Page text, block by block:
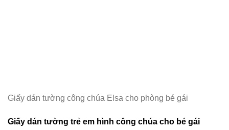
Giấy dán tường công chúa Elsa cho phòng bé gái
Giấy dán tường trẻ em hình công chúa cho bé gái